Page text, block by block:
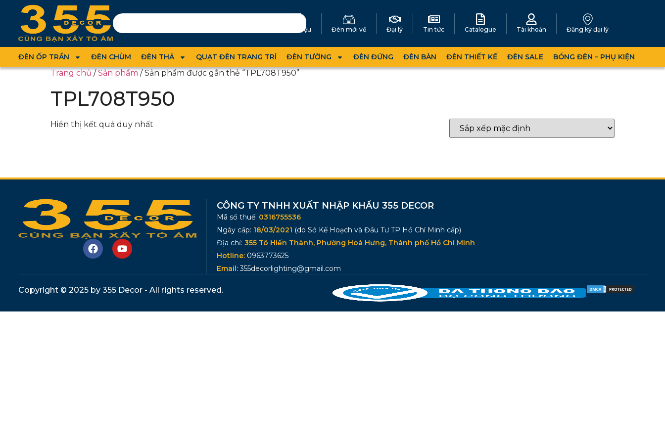
Giới thiệu Đèn mới về Đại lý Tin tức Catalogue Tài khoản Đăng ký đại lý
ĐÈN ỐP TRẦN ĐÈN CHÙM ĐÈN THẢ QUẠT ĐÈN TRANG TRÍ ĐÈN TƯỜNG ĐÈN ĐỨNG ĐÈN BÀN ĐÈN THIẾT KẾ ĐÈN SALE BÓNG ĐÈN – PHỤ KIỆN
Trang chủ/Sản phẩm/ Sản phẩm được gắn thẻ “TPL708T950”
TPL708T950
Hiển thị kết quả duy nhất
CÔNG TY TNHH XUẤT NHẬP KHẨU 355 DECOR
Mã số thuế: 0316755536
Ngày cấp: 18/03/2021 (do Sở Kế Hoạch và Đầu Tư TP Hồ Chí Minh cấp)
Địa chỉ: 355 Tô Hiến Thành, Phường Hoà Hưng, Thành phố Hồ Chí Minh
Hotline: 0963773625
Email:355decorlighting@gmail.com
Copyright © 2025 by 355 Decor - All rights reserved.